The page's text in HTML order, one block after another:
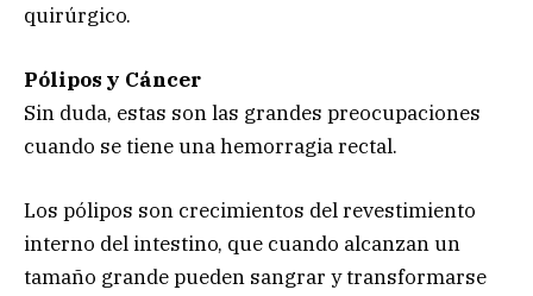
quirúrgico.
Pólipos y Cáncer
Sin duda, estas son las grandes preocupaciones
cuando se tiene una hemorragia rectal.
Los pólipos son crecimientos del revestimiento
interno del intestino, que cuando alcanzan un
tamaño grande pueden sangrar y transformarse